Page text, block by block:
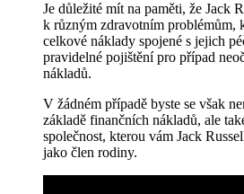
Je důležité mít na paměti, že Jack
k různým zdravotním problémům,
celkové náklady spojené s jejich
pravidelné pojištění pro případ
nákladů.
V žádném případě byste se však
základě finančních nákladů, ale
společnost, kterou vám Jack
jako člen rodiny.